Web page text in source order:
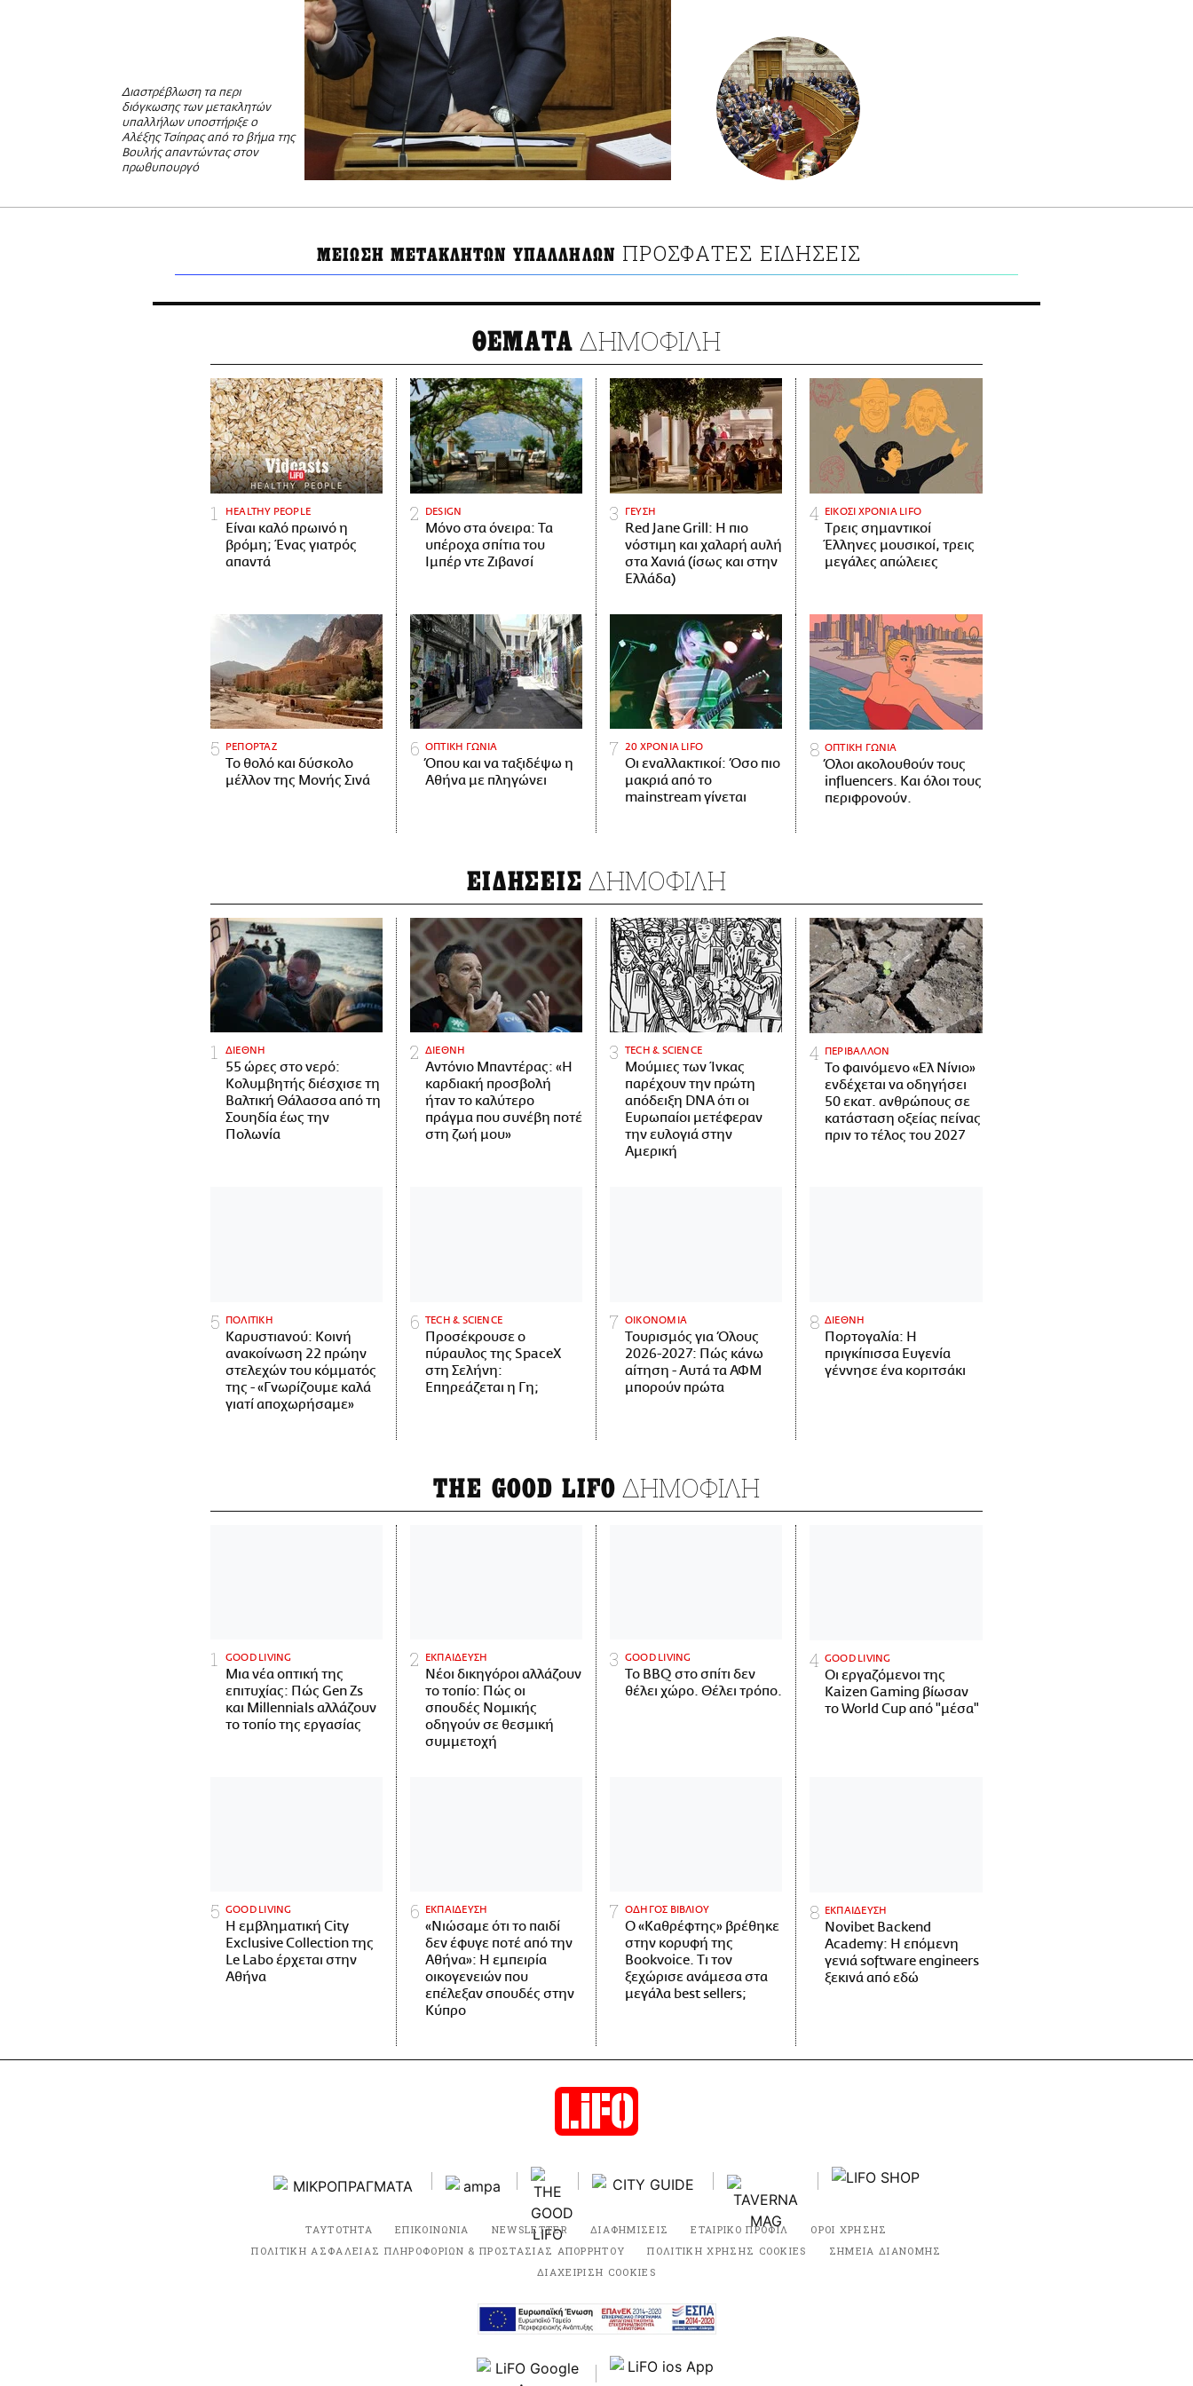
Διαστρέβλωση τα περι
διόγκωσης των μετακλητών
υπαλλήλων υποστήριξε ο
Αλέξης Τσίπρας από το βήμα της
Βουλής απαντώντας στον
πρωθυπουργό
ΜΕΙΩΣΗ ΜΕΤΑΚΛΗΤΩΝ ΥΠΑΛΛΗΛΩΝ ΠΡΟΣΦΑΤΕΣ ΕΙΔΗΣΕΙΣ
ΘΕΜΑΤΑ ΔΗΜΟΦΙΛΗ
HEALTHY PEOPLE
Είναι καλό πρωινό η
βρόμη; Ένας γιατρός
απαντά
DESIGN
Μόνο στα όνειρα: Τα
υπέροχα σπίτια του
Ιμπέρ ντε Ζιβανσί
ΓΕΥΣΗ
Red Jane Grill: Η πιο
νόστιμη και χαλαρή αυλή
στα Χανιά (ίσως και στην
Ελλάδα)
ΕΙΚΟΣΙ ΧΡΟΝΙΑ LIFO
Tρεις σημαντικοί
Έλληνες μουσικοί, τρεις
μεγάλες απώλειες
ΡΕΠΟΡΤΑΖ
Το θολό και δύσκολο
μέλλον της Μονής Σινά
ΟΠΤΙΚΗ ΓΩΝΙΑ
Όπου και να ταξιδέψω η
Αθήνα με πληγώνει
20 ΧΡΟΝΙΑ LIFO
Οι εναλλακτικοί: Όσο πιο
μακριά από το
mainstream γίνεται
ΟΠΤΙΚΗ ΓΩΝΙΑ
Όλοι ακολουθούν τους
influencers. Και όλοι τους
περιφρονούν.
ΕΙΔΗΣΕΙΣ ΔΗΜΟΦΙΛΗ
ΔΙΕΘΝΗ
55 ώρες στο νερό:
Κολυμβητής διέσχισε τη
Βαλτική Θάλασσα από τη
Σουηδία έως την
Πολωνία
ΔΙΕΘΝΗ
Αντόνιο Μπαντέρας: «Η
καρδιακή προσβολή
ήταν το καλύτερο
πράγμα που συνέβη ποτέ
στη ζωή μου»
ΤECH & SCIENCE
Μούμιες των Ίνκας
παρέχουν την πρώτη
απόδειξη DNA ότι οι
Ευρωπαίοι μετέφεραν
την ευλογιά στην
Αμερική
ΠΕΡΙΒΑΛΛΟΝ
Το φαινόμενο «Ελ Νίνιο»
ενδέχεται να οδηγήσει
50 εκατ. ανθρώπους σε
κατάσταση οξείας πείνας
πριν το τέλος του 2027
ΠΟΛΙΤΙΚΗ
Καρυστιανού: Κοινή
ανακοίνωση 22 πρώην
στελεχών του κόμματός
της - «Γνωρίζουμε καλά
γιατί αποχωρήσαμε»
ΤECH & SCIENCE
Προσέκρουσε ο
πύραυλος της SpaceX
στη Σελήνη:
Επηρεάζεται η Γη;
ΟΙΚΟΝΟΜΙΑ
Τουρισμός για Όλους
2026-2027: Πώς κάνω
αίτηση - Αυτά τα ΑΦΜ
μπορούν πρώτα
ΔΙΕΘΝΗ
Πορτογαλία: Η
πριγκίπισσα Ευγενία
γέννησε ένα κοριτσάκι
THE GOOD LIFO ΔΗΜΟΦΙΛΗ
GOOD LIVING
Μια νέα οπτική της
επιτυχίας: Πώς Gen Zs
και Millennials αλλάζουν
το τοπίο της εργασίας
ΕΚΠΑΙΔΕΥΣΗ
Νέοι δικηγόροι αλλάζουν
το τοπίο: Πώς οι
σπουδές Νομικής
οδηγούν σε θεσμική
συμμετοχή
GOOD LIVING
Το BBQ στο σπίτι δεν
θέλει χώρο. Θέλει τρόπο.
GOOD LIVING
Οι εργαζόμενοι της
Kaizen Gaming βίωσαν
το World Cup από "μέσα"
GOOD LIVING
Η εμβληματική City
Exclusive Collection της
Le Labo έρχεται στην
Αθήνα
ΕΚΠΑΙΔΕΥΣΗ
«Νιώσαμε ότι το παιδί
δεν έφυγε ποτέ από την
Αθήνα»: Η εμπειρία
οικογενειών που
επέλεξαν σπουδές στην
Κύπρο
ΟΔΗΓΟΣ ΒΙΒΛΙΟΥ
Ο «Καθρέφτης» βρέθηκε
στην κορυφή της
Bookvoice. Τι τον
ξεχώρισε ανάμεσα στα
μεγάλα best sellers;
ΕΚΠΑΙΔΕΥΣΗ
Novibet Backend
Academy: Η επόμενη
γενιά software engineers
ξεκινά από εδώ
ΤΑΥΤΟΤΗΤΑ ΕΠΙΚΟΙΝΩΝΙΑ NEWSLETTER ΔΙΑΦΗΜΙΣΕΙΣ ΕΤΑΙΡΙΚΟ ΠΡΟΦΙΛ
ΟΡΟΙ ΧΡΗΣΗΣ
ΠΟΛΙΤΙΚΗ ΑΣΦΑΛΕΙΑΣ ΠΛΗΡΟΦΟΡΙΩΝ & ΠΡΟΣΤΑΣΙΑΣ ΑΠΟΡΡΗΤΟΥ
ΠΟΛΙΤΙΚΗ ΧΡΗΣΗΣ COOKIES
ΣΗΜΕΙΑ ΔΙΑΝΟΜΗΣ
ΔΙΑΧΕΙΡΙΣΗ COOKIES